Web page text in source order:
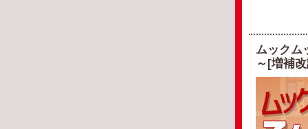
ムックム
～[増補